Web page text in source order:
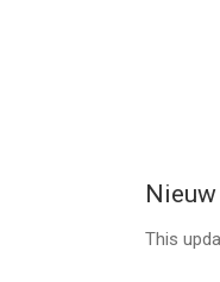
• View
• Print,
iOS
This